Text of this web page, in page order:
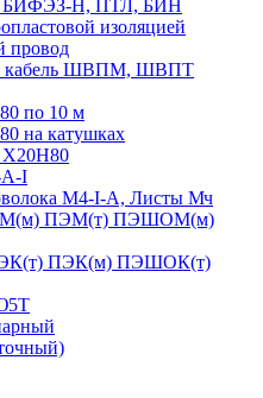
Н, ПТЛ, БИН
изоляцией
провод
кабель ШВПМ, ШВПТ
по 10 м
на катушках
Х20Н80
А-I
М4-I-А, Листы Мч
ПЭМ(т) ПЭШОМ(м)
ПЭК(м) ПЭШОК(т)